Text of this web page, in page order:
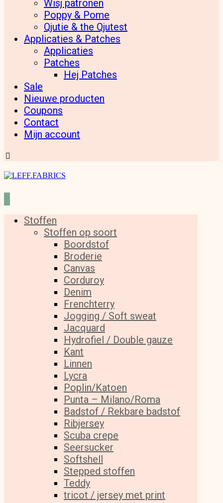
Wisj patronen
Poppy & Pome
Qjutie & the Qjutest
Applicaties & Patches
Applicaties
Patches
Hej Patches
Sale
Nieuwe producten
Coupons
Contact
Mijn account
Stoffen
Stoffen op soort
Boordstof
Broderie
Canvas
Corduroy
Denim
Frenchterry
Jogging / Soft sweat
Jacquard
Hydrofiel / Double gauze
Kant
Linnen
Lycra
Poplin/Katoen
Punta – Milano/Roma
Badstof / Rekbare badstof
Ribjersey
Scuba crepe
Seersucker
Softshell
Stepped stoffen
Teddy
tricot / jersey met print